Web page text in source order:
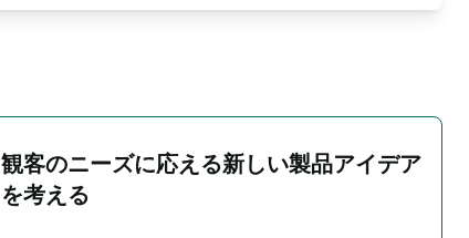
観客のニーズに応える新しい製品アイデア
を考える